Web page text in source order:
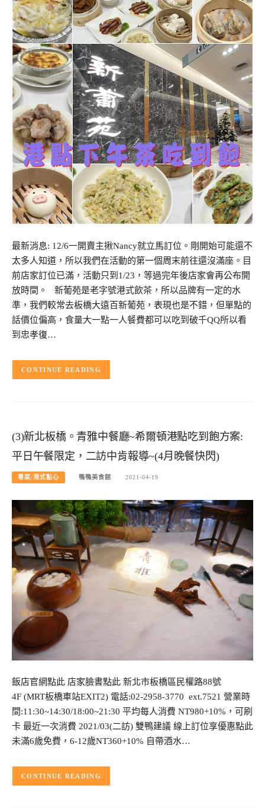
最新消息: 12/6一開賣主揪Nancy就立馬訂位。剛開始可能還不
太多人知道，所以我們在活動的第一個周末前往還沒滿座。目
前店家訂位已滿，活動只到1/23，等過完年後店家會再公布開
放時間。 新葡苑是老字號港式飲茶，所以品牌有一定的水
準，我們較常去板橋大遠百新葡苑，表現也是不錯，但單點的
話價位偏高，食量大一點一人餐費都可以吃到破千QQ所以看
到忠孝復…
CONTINUE READING
(3)新北板橋。青雅中餐廳~希爾頓港點吃到飽方案:
平日午餐限定，二訪中肯報導~(4月晚餐快閃)
粵菜/港式點心 鴨鴨美食館 2021-04-19
飯店官網點此 店家臉書點此 新北市板橋區民權路88號
4F (MRT板橋車站EXIT2) 電話:02-2958-3770 ext.7521 營業時
間:11:30~14:30/18:00~21:30 平均每人消費 NT980+10%，可刷
卡 最近一次消費 2021/03(二訪) 雙鴨建議 線上訂位享優惠點此
未滿6歲免費，6-12歲NT360+10% 自帶酒水…
CONTINUE READING